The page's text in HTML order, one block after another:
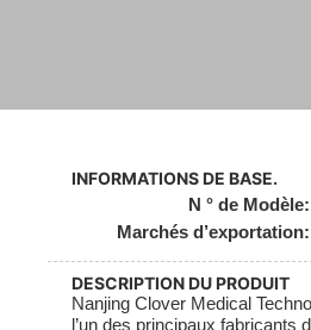
INFORMATIONS DE BASE.
N ° de Modèle:
Marchés d’exportation:
DESCRIPTION DU PRODUIT
Nanjing Clover Medical
l’un des principaux fabricants